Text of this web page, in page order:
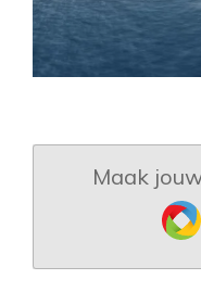
Maak